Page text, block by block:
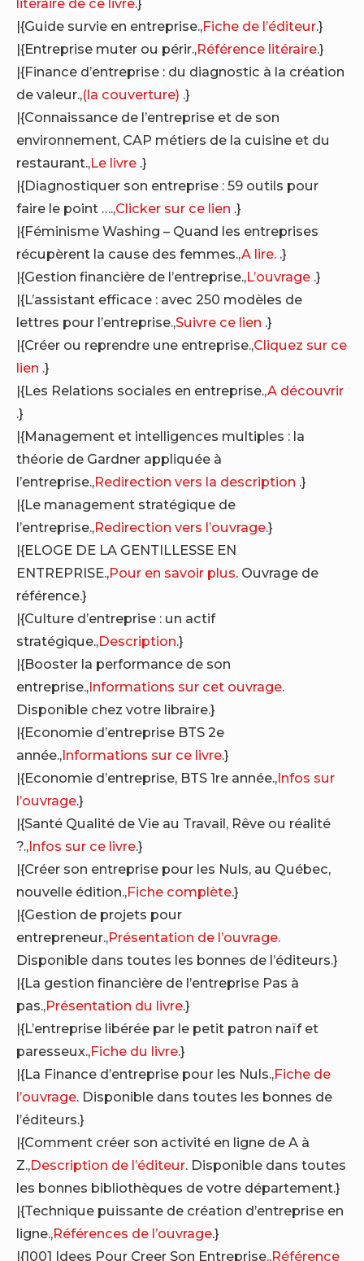
|{Guide survie en entreprise.,Fiche de l’éditeur.}
|{Entreprise muter ou périr.,Référence litéraire.}
|{Finance d’entreprise : du diagnostic à la création
de valeur.,(la couverture) .}
|{Connaissance de l’entreprise et de son
environnement, CAP métiers de la cuisine et du
restaurant.,Le livre .}
|{Diagnostiquer son entreprise : 59 outils pour
faire le point ….,Clicker sur ce lien .}
|{Féminisme Washing – Quand les entreprises
récupèrent la cause des femmes.,A lire. .}
|{Gestion financière de l’entreprise.,L’ouvrage .}
|{L’assistant efficace : avec 250 modèles de
lettres pour l’entreprise.,Suivre ce lien .}
|{Créer ou reprendre une entreprise.,Cliquez sur ce
lien .}
|{Les Relations sociales en entreprise.,A découvrir
.}
|{Management et intelligences multiples : la
théorie de Gardner appliquée à
l’entreprise.,Redirection vers la description .}
|{Le management stratégique de
l’entreprise.,Redirection vers l’ouvrage.}
|{ELOGE DE LA GENTILLESSE EN
ENTREPRISE.,Pour en savoir plus. Ouvrage de
référence.}
|{Culture d’entreprise : un actif
stratégique.,Description.}
|{Booster la performance de son
entreprise.,Informations sur cet ouvrage.
Disponible chez votre libraire.}
|{Economie d’entreprise BTS 2e
année.,Informations sur ce livre.}
|{Economie d’entreprise, BTS 1re année.,Infos sur
l’ouvrage.}
|{Santé Qualité de Vie au Travail, Rêve ou réalité
?.,Infos sur ce livre.}
|{Créer son entreprise pour les Nuls, au Québec,
nouvelle édition.,Fiche complète.}
|{Gestion de projets pour
entrepreneur.,Présentation de l’ouvrage.
Disponible dans toutes les bonnes de l’éditeurs.}
|{La gestion financière de l’entreprise Pas à
pas.,Présentation du livre.}
|{L’entreprise libérée par le petit patron naïf et
paresseux.,Fiche du livre.}
|{La Finance d’entreprise pour les Nuls.,Fiche de
l’ouvrage. Disponible dans toutes les bonnes de
l’éditeurs.}
|{Comment créer son activité en ligne de A à
Z.,Description de l’éditeur. Disponible dans toutes
les bonnes bibliothèques de votre département.}
|{Technique puissante de création d’entreprise en
ligne.,Références de l’ouvrage.}
|{1001 Idees Pour Creer Son Entreprise.,Référence